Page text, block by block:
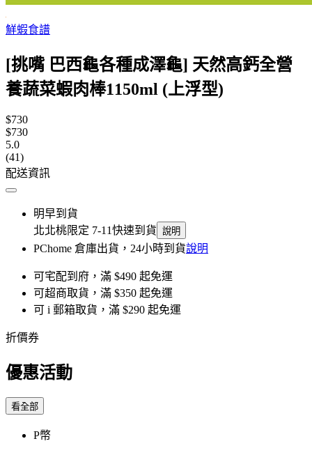
鮮蝦食譜
[挑嘴 巴西龜各種成澤龜] 天然高鈣全營
養蔬菜蝦肉棒1150ml (上浮型)
$730
$730
5.0
(41)
配送資訊
明早到貨
北北桃限定 7-11快速到貨 說明
PChome 倉庫出貨，24小時到貨說明
可宅配到府，滿 $490 起免運
可超商取貨，滿 $350 起免運
可 i 郵箱取貨，滿 $290 起免運
折價券
優惠活動
看全部
P幣